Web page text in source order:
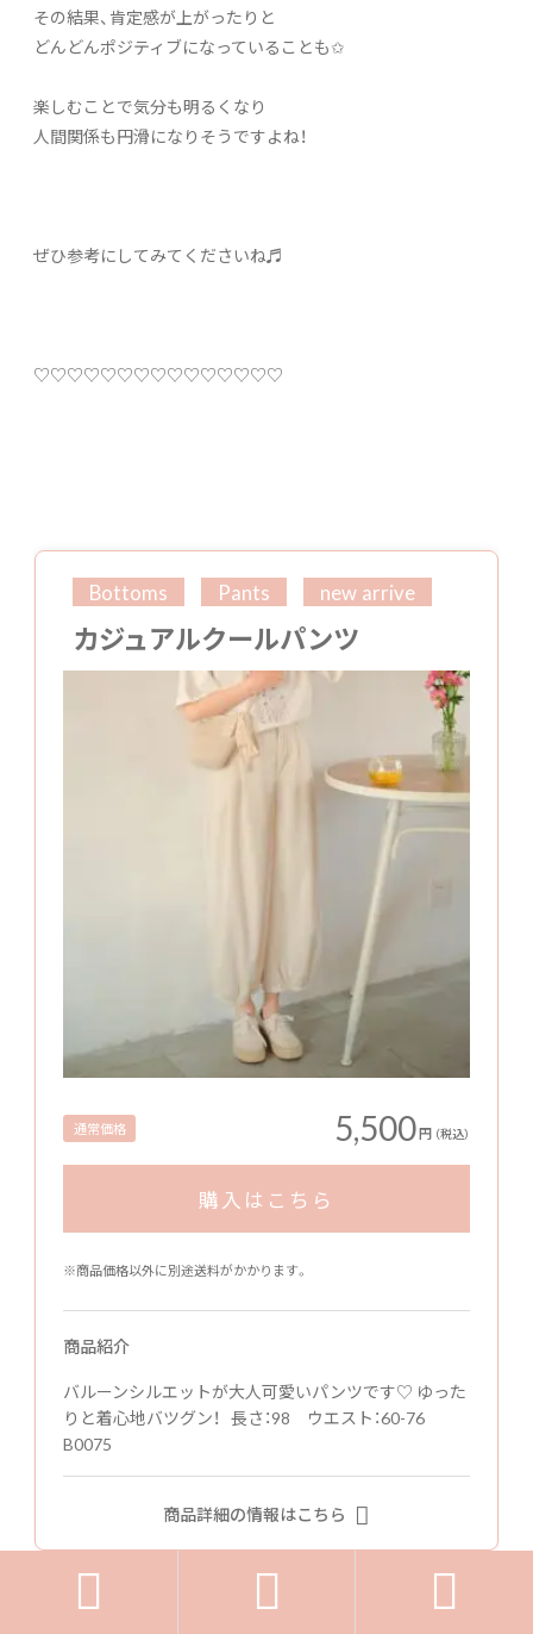
その結果、肯定感が上がったりと
どんどんポジティブになっていることも✩
楽しむことで気分も明るくなり
人間関係も円滑になりそうですよね！
ぜひ参考にしてみてくださいね♬
♡♡♡♡♡♡♡♡♡♡♡♡♡♡♡
Bottoms Pants new arrive
カジュアルクールパンツ
通常価格 5,500円 （税込）
購入はこちら
※商品価格以外に別途送料がかかります。
商品紹介
バルーンシルエットが大人可愛いパンツです♡ ゆった
りと着心地バツグン！ 長さ：98 ウエスト：60-76
B0075
商品詳細の情報はこちら
  